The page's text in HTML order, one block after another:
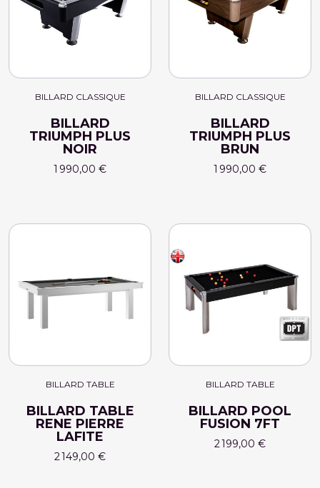
BILLARD CLASSIQUE
BILLARD
TRIUMPH PLUS
NOIR
1 990,00 €
BILLARD CLASSIQUE
BILLARD
TRIUMPH PLUS
BRUN
1 990,00 €
BILLARD TABLE
BILLARD TABLE
RENE PIERRE
LAFITE
2 149,00 €
BILLARD TABLE
BILLARD POOL
FUSION 7FT
2 199,00 €